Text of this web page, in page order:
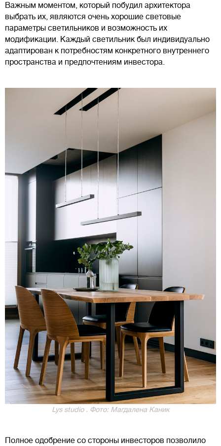
Важным моментом, который побудил архитектора
выбрать их, являются очень хорошие световые
параметры светильников и возможность их
модификации. Каждый светильник был индивидуально
адаптирован к потребностям конкретного внутреннего
пространства и предпочтениям инвестора.
Lys studio . Фото: Магдалена Каник
Полное одобрение со стороны инвесторов позволило